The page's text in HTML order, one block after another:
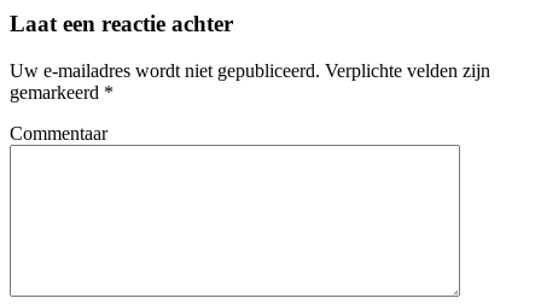
Laat een reactie achter
Uw e-mailadres wordt niet gepubliceerd. Verplichte velden zijn
gemarkeerd *
Commentaar